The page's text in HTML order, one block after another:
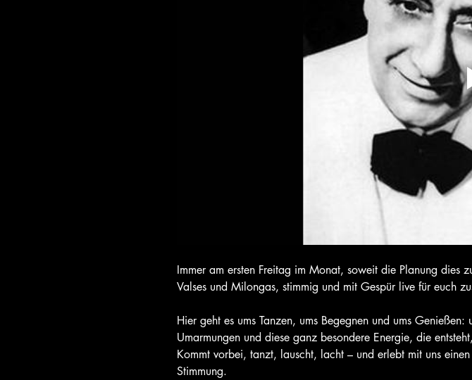
Immer am ersten Freitag im Monat, soweit die Planung dies
Valses und Milongas, stimmig und mit Gespür live für euch
Hier geht es ums Tanzen, ums Begegnen und ums
Umarmungen und diese ganz besondere Energie, die
Kommt vorbei, tanzt, lauscht, lacht – und erlebt mit uns
Stimmung.